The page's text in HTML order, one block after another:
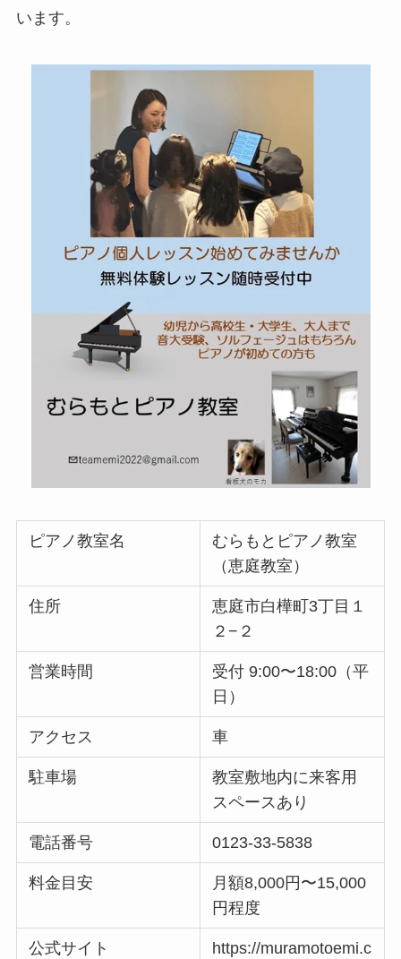
います。
ピアノ教室名
むらもとピアノ教室
（恵庭教室）
住所
恵庭市白樺町3丁目１
２−２
営業時間
受付 9:00〜18:00（平
日）
アクセス 車
駐車場
教室敷地内に来客用
スペースあり
電話番号 0123-33-5838
料金目安
月額8,000円〜15,000
円程度
公式サイト
https://muramotoemi.c